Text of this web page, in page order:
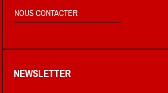
NOUS CONTACTER
NEWSLETTER